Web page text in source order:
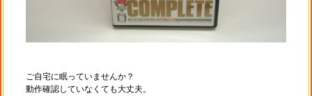
ご自宅に眠っていませんか？
動作確認していなくても大丈夫。